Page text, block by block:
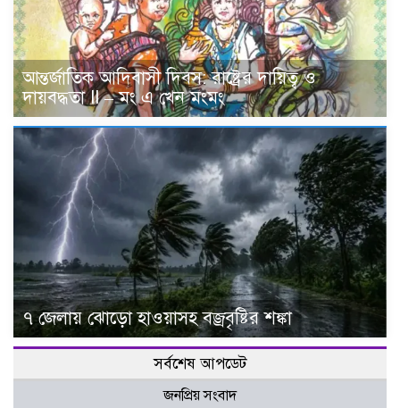
আন্তর্জাতিক আদিবাসী দিবস: রাষ্ট্রের দায়িত্ব ও
দায়বদ্ধতা II – মং এ খেন মংমং
৭ জেলায় ঝোড়ো হাওয়াসহ বজ্রবৃষ্টির শঙ্কা
সর্বশেষ আপডেট
জনপ্রিয় সংবাদ